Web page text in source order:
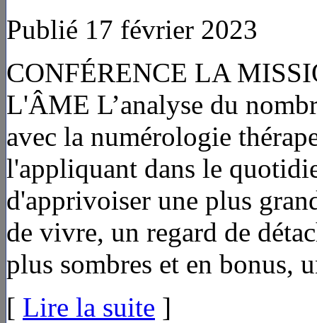
Publié 17 février 2023
CONFÉRENCE LA
L'ÂME L’analyse du
avec la numérologie
l'appliquant dans le
d'apprivoiser une plus
de vivre, un regard de
plus sombres et en bonus,
[ Lire la suite ]